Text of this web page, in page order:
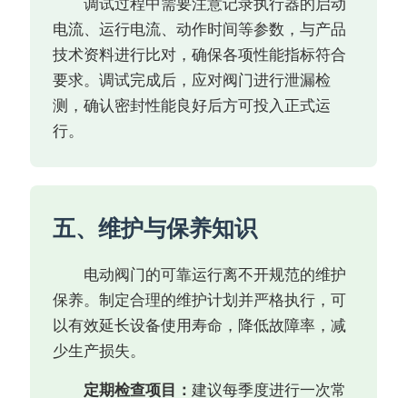
调试过程中需要注意记录执行器的启动
电流、运行电流、动作时间等参数，与产品
技术资料进行比对，确保各项性能指标符合
要求。调试完成后，应对阀门进行泄漏检
测，确认密封性能良好后方可投入正式运
行。
五、维护与保养知识
电动阀门的可靠运行离不开规范的维护
保养。制定合理的维护计划并严格执行，可
以有效延长设备使用寿命，降低故障率，减
少生产损失。
定期检查项目：建议每季度进行一次常